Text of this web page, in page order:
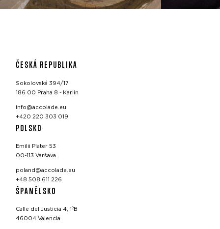
ČESKÁ REPUBLIKA
Sokolovská 394/17
186 00 Praha 8 - Karlín
info@accolade.eu
+420 220 303 019
POLSKO
Emilii Plater 53
00-113 Varšava
poland@accolade.eu
+48 508 611 226
ŠPANĚLSKO
Calle del Justicia 4, 1ºB
46004 Valencia